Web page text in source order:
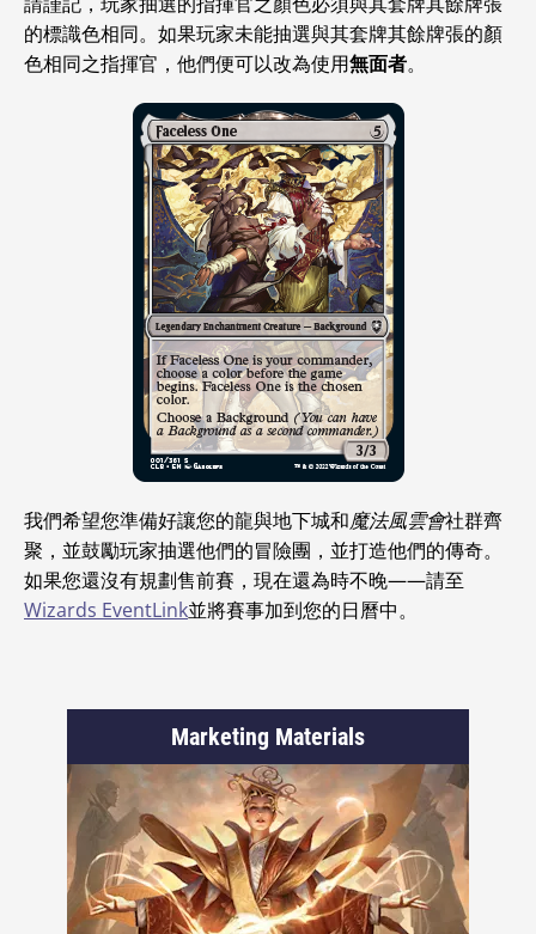
的標識色相同。如果玩家未能抽選與其套牌其餘牌張的顏
色相同之指揮官，他們便可以改為使用無面者。
我們希望您準備好讓您的龍與地下城和魔法風雲會社群齊
聚，並鼓勵玩家抽選他們的冒險團，並打造他們的傳奇。
如果您還沒有規劃售前賽，現在還為時不晚——請至
Wizards EventLink並將賽事加到您的日曆中。
Marketing Materials